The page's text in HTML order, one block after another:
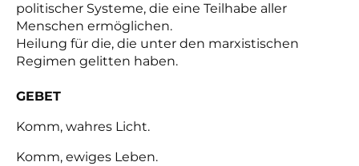
politischer Systeme, die eine Teilhabe aller
Menschen ermöglichen.
Heilung für die, die unter den marxistischen
Regimen gelitten haben.
GEBET
Komm, wahres Licht.
Komm, ewiges Leben.